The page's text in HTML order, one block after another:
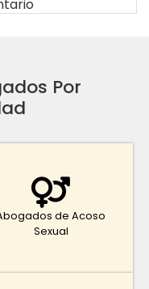
Por
de Acoso
Sexual